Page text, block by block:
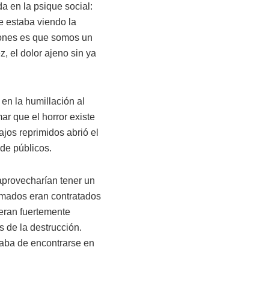
en la psique social:
estaba viendo la
es que somos un
el dolor ajeno sin ya
la humillación al
que el horror existe
reprimidos abrió el
públicos.
tener un
eran contratados
fuertemente
de la destrucción.
de encontrarse en